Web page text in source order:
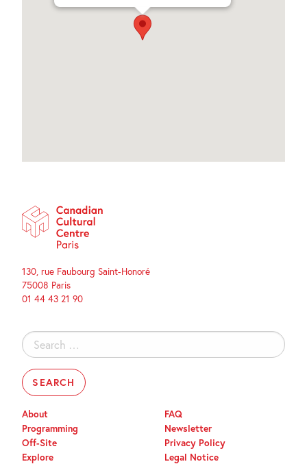
130, rue Faubourg Saint-Honoré
75008 Paris
01 44 43 21 90
Search
for:
About
Programming
Off-Site
Explore
FAQ
Newsletter
Privacy Policy
Legal Notice